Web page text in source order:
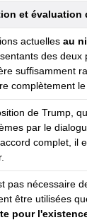
et évaluation
actuelles au
des deux
suffisamment
complètement le
de Trump,
par le
complet, il
pas nécessaire
être utilisées
pour